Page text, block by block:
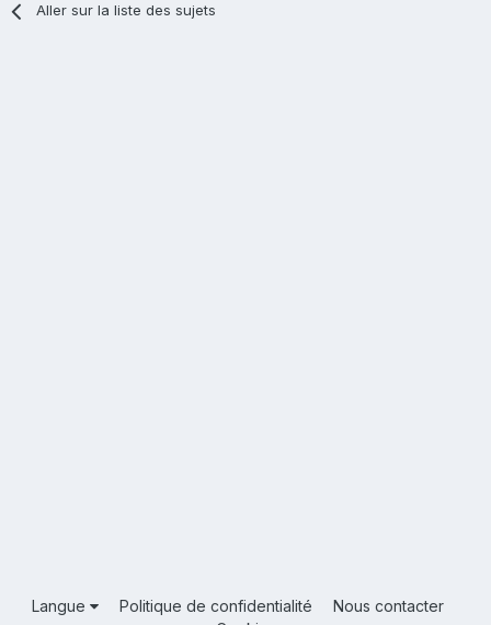
Aller sur la liste des sujets
Langue Politique de confidentialité
Nous contacter